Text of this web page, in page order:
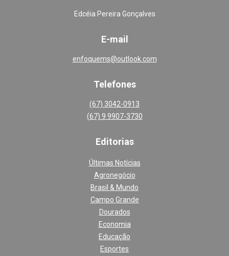
Edcéia Pereira Gonçalves
E-mail
enfoquems@outlook.com
Telefones
(67) 3042-0913
(67) 9 9907-3730
Editorias
Últimas Notícias
Agronegócio
Brasil & Mundo
Campo Grande
Dourados
Economia
Educação
Esportes